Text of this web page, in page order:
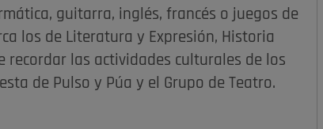
guitarra, inglés, francés o juegos de
los de Literatura y Expresión, Historia
recordar las actividades culturales de los
de Pulso y Púa y el Grupo de Teatro.